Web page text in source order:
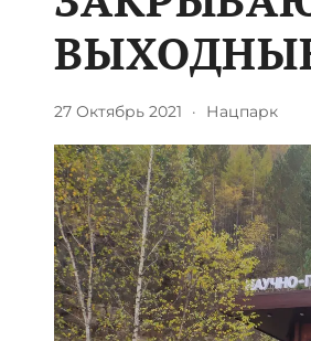
27 Октябрь 2021 · Нацпарк